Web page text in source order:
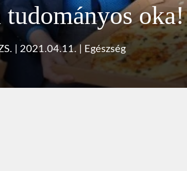
tudományos oka!
2021.04.11.| Egészség